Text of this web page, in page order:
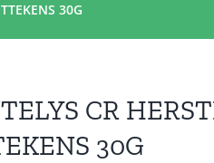
30G
CR
30G